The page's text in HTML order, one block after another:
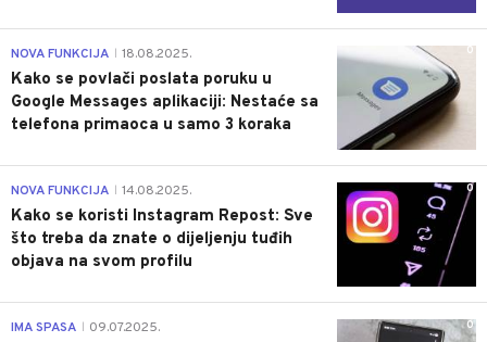
0
NOVA FUNKCIJA 18.08.2025.
Kako se povlači poslata poruku u
Google Messages aplikaciji: Nestaće sa
telefona primaoca u samo 3 koraka
0
NOVA FUNKCIJA 14.08.2025.
Kako se koristi Instagram Repost: Sve
što treba da znate o dijeljenju tuđih
objava na svom profilu
0
IMA SPASA 09.07.2025.